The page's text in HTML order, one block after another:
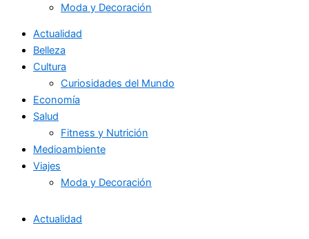
Moda y Decoración
Actualidad
Belleza
Cultura
Curiosidades del Mundo
Economía
Salud
Fitness y Nutrición
Medioambiente
Viajes
Moda y Decoración
Actualidad